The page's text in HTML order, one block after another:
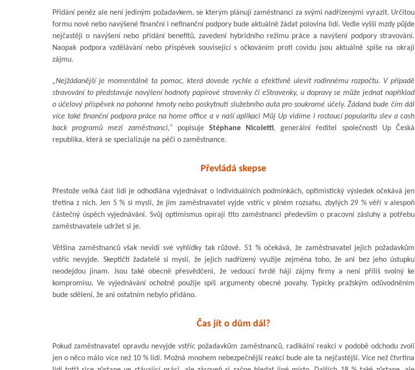
Přidání peněz ale není jediným požadavkem, se kterým plánují zaměstnanci za svými nadřízenými vyrazit. Určitou
formu nové nebo navýšené finanční i nefinanční podpory bude aktuálně žádat polovina lidí. Vedle vyšší mzdy půjde
nejčastěji o navýšení nebo přidání benefitů, zavedení hybridního režimu práce a navýšení podpory stravování.
Naopak podpora vzdělávání nebo příspěvek související s očkováním proti covidu jsou aktuálně spíše na okraji
zájmu.
„Nejžádanější je momentálně ta pomoc, která dovede rychle a efektivně ulevit rodinnému rozpočtu. V případě
stravování to představuje navýšení hodnoty papírové stravenky či eStravenky, u dopravy se může jednat například
o účelový příspěvek na pohonné hmoty nebo poskytnutí služebního auta pro soukromé účely. Žádaná bude čím dál
více také finanční podpora práce na home office a v naší aplikaci Můj Up vidíme i rostoucí popularitu slev a cash
back programů mezi zaměstnanci,“ popisuje Stéphane Nicoletti, generální ředitel společnosti Up Česká
republika, která se specializuje na péči o zaměstnance.
Převládá skepse
Přestože velká část lidí je odhodlána vyjednávat o individuálních podmínkách, optimistický výsledek očekává jen
třetina z nich. Jen 5 % si myslí, že jim zaměstnavatel vyjde vstříc v plném rozsahu, zbylých 29 % věří v alespoň
částečný úspěch vyjednávání. Svůj optimismus opírají tito zaměstnanci především o pracovní zásluhy a potřebu
zaměstnavatele udržet si je.
Většina zaměstnanců však nevidí své vyhlídky tak růžově. 51 % očekává, že zaměstnavatel jejich požadavkům
vstříc nevyjde. Skeptičtí žadatelé si myslí, že jejich nadřízený využije zejména toho, že ani bez jeho ústupku
neodejdou jinam. Jsou také obecně přesvědčeni, že vedoucí tvrdě hájí zájmy firmy a není příliš svolný ke
kompromisu. Ve vyjednávání ochotně použije spíš argumenty obecné povahy. Typicky pražským odůvodněním
bude sdělení, že ani ostatním nebylo přidáno.
Čas jít o dům dál?
Pokud zaměstnavatel opravdu nevyjde vstříc požadavkům zaměstnanců, radikální reakci v podobě odchodu zvolí
jen o něco málo více než 10 % lidí. Možná mnohem nebezpečnější reakcí bude ale ta nejčastější. Více než čtvrtina